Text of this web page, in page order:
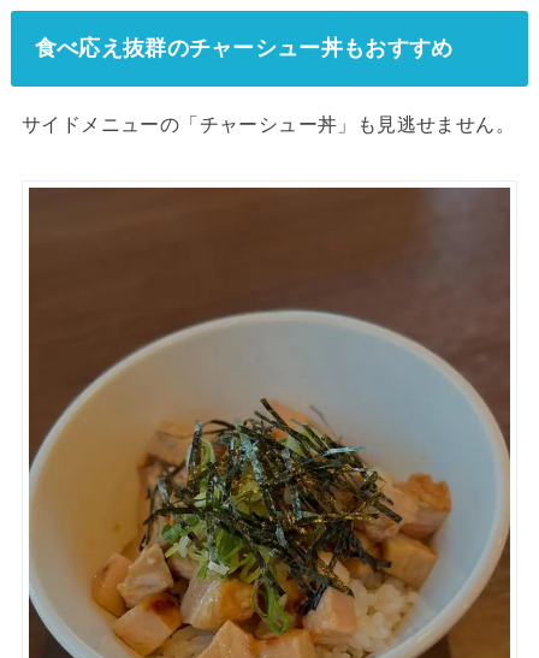
食べ応え抜群のチャーシュー丼もおすすめ
サイドメニューの「チャーシュー丼」も見逃せません。